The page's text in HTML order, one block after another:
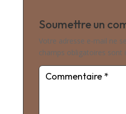
Soumettre un
Votre adresse e-mail ne
champs obligatoires sont